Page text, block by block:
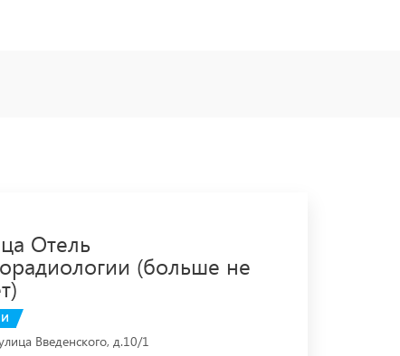
Отель
(больше не
Введенского, д.10/1